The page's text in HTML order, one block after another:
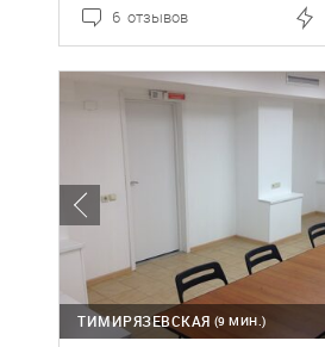
6 отзывов
(9 МИН.)
ТИМИРЯЗЕВСКАЯ